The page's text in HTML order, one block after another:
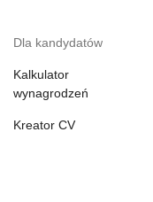
Dla kandydatów
Kalkulator
wynagrodzeń
Kreator CV